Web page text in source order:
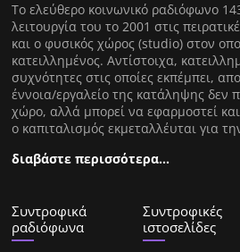
Tο ελεύθερο κοινωνικό ραδιόφωνο
λειτουργία του το 2001 στις
και ο φυσικός χώρος (studio) στον
κατειλλημένος. Αντίστοιχα,
συχνότητες στις οποίες εκπέμπει,
έννοια/εργαλείο της κατάληψης δεν
χώρο, αλλά μπορεί να εφαρμοστεί
ο καπιταλισμός εκμεταλλέυται για
διαβάστε περισσότερα…
Συντροφικά
ραδιόφωνα
Συντροφικές
ιστοσελίδες